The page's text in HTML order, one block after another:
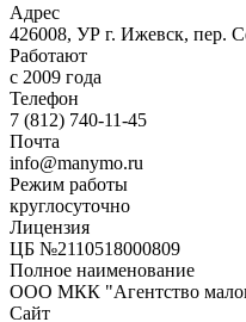
Адрес
426008, УР г. Ижевск, пер.
Работают
с 2009 года
Телефон
7 (812) 740-11-45
Почта
info@manymo.ru
Режим работы
круглосуточно
Лицензия
ЦБ №2110518000809
Полное наименование
ООО МКК "Агентство
Сайт